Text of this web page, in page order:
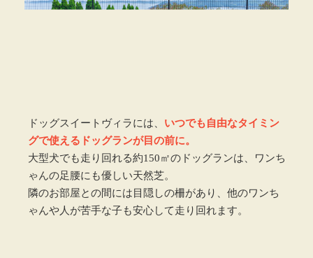
ドッグスイートヴィラには、 いつでも自由なタイミン
グで使えるドッグランが目の前に。
大型犬でも走り回れる約150㎡のドッグランは、ワンち
ゃんの足腰にも優しい天然芝。
隣のお部屋との間には目隠しの柵があり、他のワンち
ゃんや人が苦手な子も安心して走り回れます。